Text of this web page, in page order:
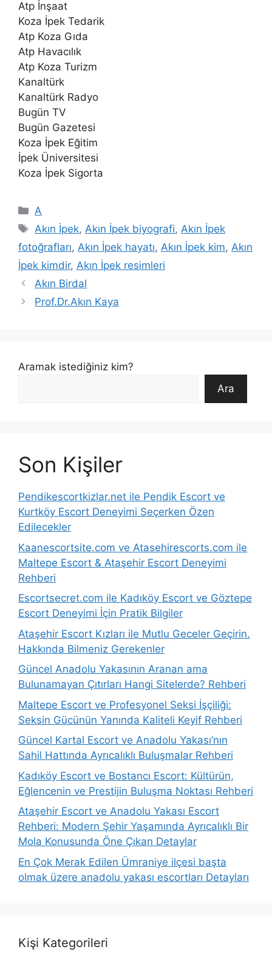
Atp İnşaat
Koza İpek Tedarik
Atp Koza Gıda
Atp Havacılık
Atp Koza Turizm
Kanaltürk
Kanaltürk Radyo
Bugün TV
Bugün Gazetesi
Koza İpek Eğitim
İpek Üniversitesi
Koza İpek Sigorta
Kategoriler
A
Etiketler
Akın İpek,Akın İpek biyografi,Akın İpek
fotoğrafları, Akın İpek hayatı, Akın İpek kim, Akın
İpek kimdir, Akın İpek resimleri
Akın Birdal
Prof.Dr.Akın Kaya
Aramak istediğiniz kim?
Ara
Son Kişiler
Pendikescortkizlar.net ile Pendik Escort ve
Kurtköy Escort Deneyimi Seçerken Özen
Edilecekler
Kaanescortsite.com ve Atasehirescorts.com ile
Maltepe Escort & Ataşehir Escort Deneyimi
Rehberi
Escortsecret.com ile Kadıköy Escort ve Göztepe
Escort Deneyimi İçin Pratik Bilgiler
Ataşehir Escort Kızları ile Mutlu Geceler Geçirin.
Hakkında Bilmeniz Gerekenler
Güncel Anadolu Yakasının Aranan ama
Bulunamayan Çıtırları Hangi Sitelerde? Rehberi
Maltepe Escort ve Profesyonel Seksi İşçiliği:
Seksin Gücünün Yanında Kaliteli Keyif Rehberi
Güncel Kartal Escort ve Anadolu Yakası’nın
Sahil Hattında Ayrıcalıklı Buluşmalar Rehberi
Kadıköy Escort ve Bostancı Escort: Kültürün,
Eğlencenin ve Prestijin Buluşma Noktası Rehberi
Ataşehir Escort ve Anadolu Yakası Escort
Rehberi: Modern Şehir Yaşamında Ayrıcalıklı Bir
Mola Konusunda Öne Çıkan Detaylar
En Çok Merak Edilen Ümraniye ilçesi başta
olmak üzere anadolu yakası escortları Detayları
Kişi Kategorileri